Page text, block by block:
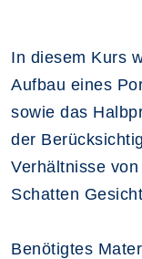
In diesem Kurs
Aufbau eines
sowie das
der
Verhältnisse
Schatten
Benötigtes